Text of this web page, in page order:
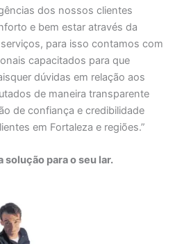
dos nossos clientes
e bem estar através da
para isso contamos com
capacitados para que
dúvidas em relação aos
de maneira transparente
de confiança e credibilidade
em Fortaleza e regiões.”
solução para o seu lar.